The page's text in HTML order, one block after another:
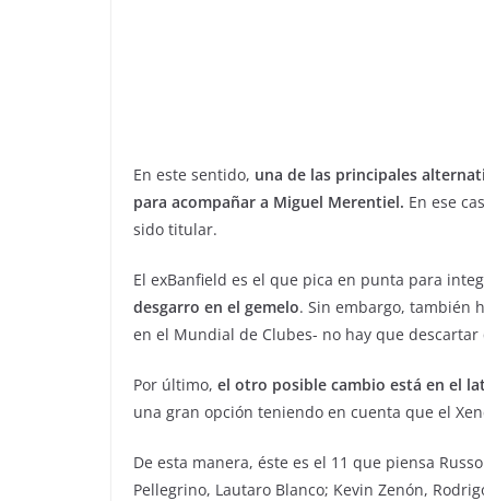
En este sentido, una de las principales
para acompañar a Miguel Merentiel. En ese
sido titular.
El exBanfield es el que pica en punta para
desgarro en el gemelo. Sin embargo, también
en el Mundial de Clubes- no hay que
Por último, el otro posible cambio está en el
una gran opción teniendo en cuenta que el
De esta manera, éste es el 11 que piensa
Pellegrino, Lautaro Blanco; Kevin Zenón,